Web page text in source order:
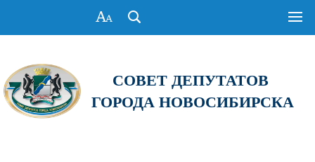
СОВЕТ ДЕПУТАТОВ
ГОРОДА НОВОСИБИРСКА